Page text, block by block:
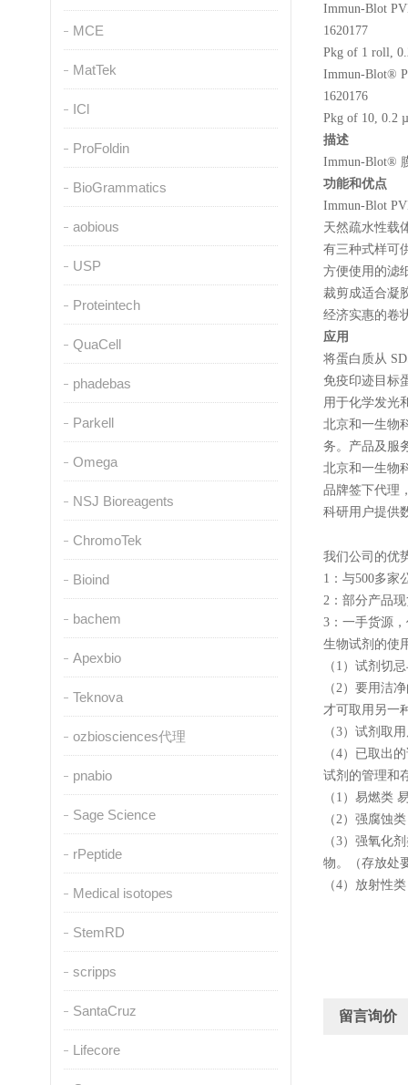
MCE
MatTek
ICl
ProFoldin
BioGrammatics
aobious
USP
Proteintech
QuaCell
phadebas
Parkell
Omega
NSJ Bioreagents
ChromoTek
Bioind
bachem
Apexbio
Teknova
ozbiosciences代理
pnabio
Sage Science
rPeptide
Medical isotopes
StemRD
scripps
SantaCruz
Lifecore
Immun-Blot
1620177
Pkg of 1 roll,
Immun-Blot®
1620176
Pkg of 10, 0.2
描述
Immun-Blot®
功能和优点
Immun-Blot
天然疏水性载
有三种式样可
方便使用的滤
裁剪成适合凝
经济实惠的卷
应用
将蛋白质从
免疫印迹目标
用于化学发光
北京和一生物
务。产品及服
北京和一生物
品牌签下代理
科研用户提供
我们公司的优
1：与500多家
2：部分产品
3：一手货源
生物试剂的使
（1）试剂切
（2）要用洁
才可取用另一
（3）试剂取
（4）已取出
试剂的管理和
（1）易燃类
（2）强腐蚀
（3）强氧化
物。（存放处
（4）放射性
留言询价